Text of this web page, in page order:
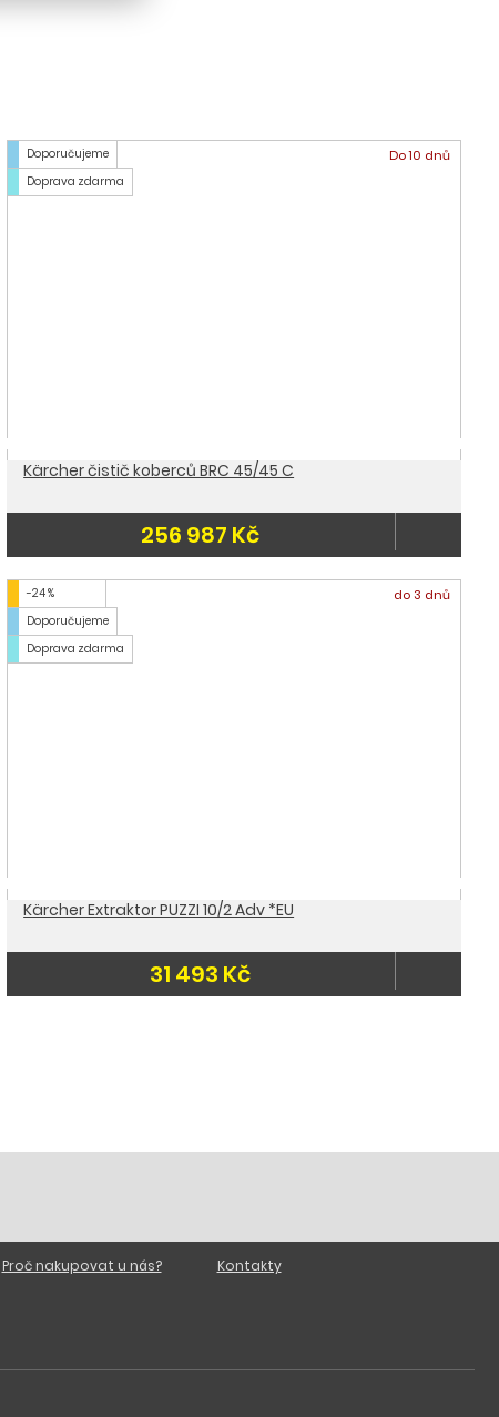
Doporučujeme
Doprava zdarma
Do 10 dnů
Kärcher čistič koberců BRC 45/45 C
256 987 Kč
-24 %
Doporučujeme
Doprava zdarma
do 3 dnů
Kärcher Extraktor PUZZI 10/2 Adv *EU
31 493 Kč
Proč nakupovat u nás? Kontakty